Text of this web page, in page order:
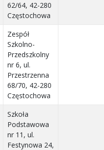
62/64, 42-280
Częstochowa
Zespół
Szkolno-
Przedszkolny
nr 6, ul.
Przestrzenna
68/70, 42-280
Częstochowa
Szkoła
Podstawowa
nr 11, ul.
Festynowa 24,